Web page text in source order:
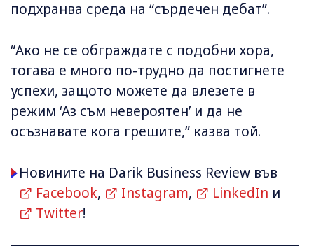
подхранва среда на “сърдечен дебат”.
“Ако не се обграждате с подобни хора,
тогава е много по-трудно да постигнете
успехи, защото можете да влезете в
режим ‘Аз съм невероятен’ и да не
осъзнавате кога грешите,” казва той.
Новините на Darik Business Review във
Facebook, Instagram, LinkedIn и
Twitter!